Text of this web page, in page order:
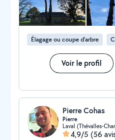
Élagage ou coupe d'arbre
Voir le profil
Pierre Cohas
Pierre
Laval (Thévalles-
4,9/5 (56